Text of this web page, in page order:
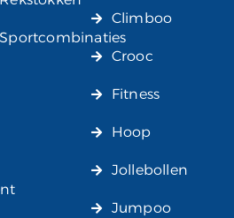
Sportcombinaties
Climboo
Crooc
Fitness
Hoop
Jollebollen
Jumpoo